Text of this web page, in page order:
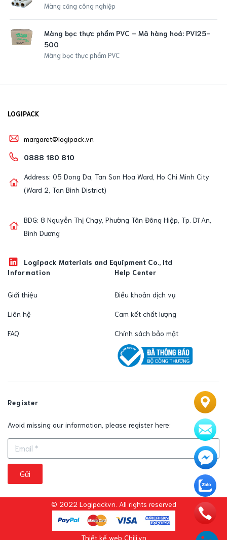
Màng căng công nghiệp
Màng bọc thực phẩm PVC – Mã hàng hoá: PVI25-
500
Màng bọc thực phẩm PVC
LOGIPACK
margaret@logipack.vn
0888 180 810
Address: 05 Dong Da, Tan Son Hoa Ward, Ho Chi Minh City
(Ward 2, Tan Binh District)
BDG: 8 Nguyễn Thị Chạy, Phường Tân Đông Hiệp, Tp. Dĩ An,
Bình Dương
Logipack Materials and Equipment Co., ltd
Information
Giới thiệu
Liên hệ
FAQ
Help Center
Điều khoản dịch vụ
Cam kết chất lượng
Chính sách bảo mật
Register
Avoid missing our information, please register here:
Gửi
© 2022 Logipackvn. All rights reserved
Thiết kế web Chili.vn